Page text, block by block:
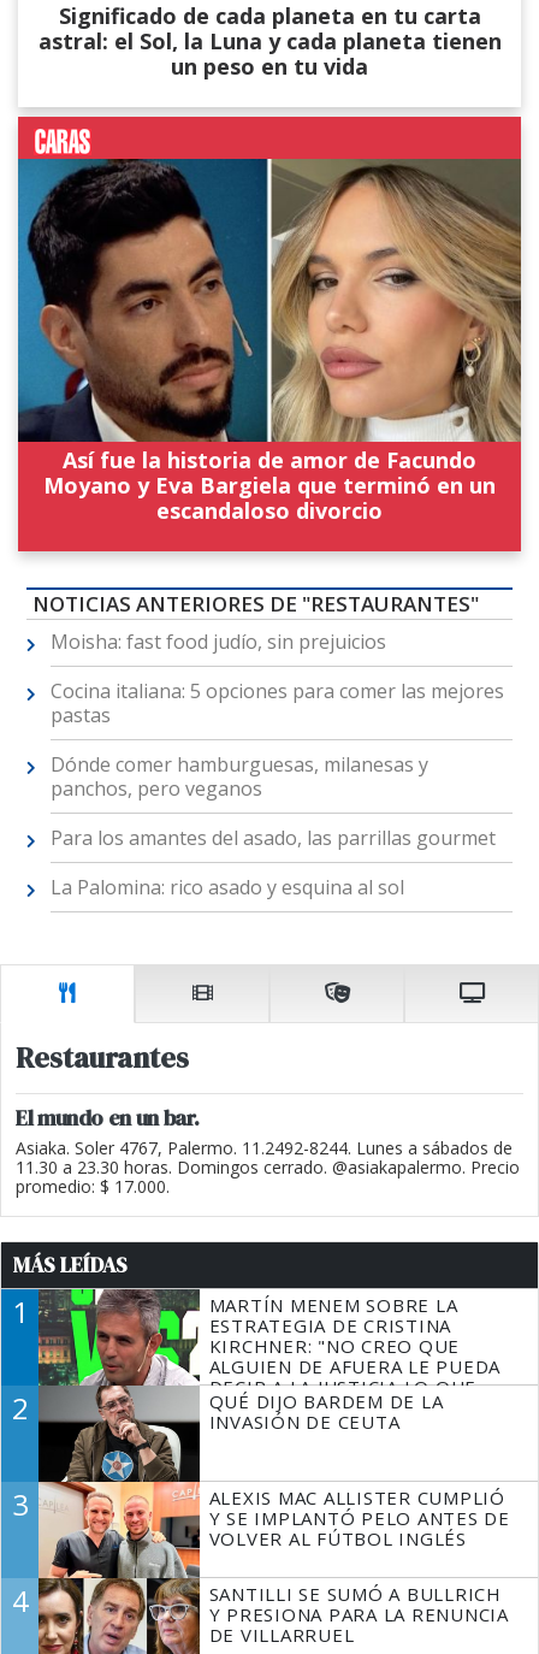
Significado de cada planeta en tu carta
astral: el Sol, la Luna y cada planeta tienen
un peso en tu vida
Así fue la historia de amor de Facundo
Moyano y Eva Bargiela que terminó en un
escandaloso divorcio
NOTICIAS ANTERIORES DE "RESTAURANTES"
Moisha: fast food judío, sin prejuicios
Cocina italiana: 5 opciones para comer las mejores
pastas
Dónde comer hamburguesas, milanesas y
panchos, pero veganos
Para los amantes del asado, las parrillas gourmet
La Palomina: rico asado y esquina al sol
Restaurantes
El mundo en un bar.
Asiaka. Soler 4767, Palermo. 11.2492-8244. Lunes a sábados de
11.30 a 23.30 horas. Domingos cerrado. @asiakapalermo. Precio
promedio: $ 17.000.
MÁS LEÍDAS
1
MARTÍN MENEM SOBRE LA
ESTRATEGIA DE CRISTINA
KIRCHNER: "NO CREO QUE
ALGUIEN DE AFUERA LE PUEDA
DECIR A LA JUSTICIA LO QUE
TIENE QUE HACER"
2
QUÉ DIJO BARDEM DE LA
INVASIÓN DE CEUTA
3
ALEXIS MAC ALLISTER CUMPLIÓ
Y SE IMPLANTÓ PELO ANTES DE
VOLVER AL FÚTBOL INGLÉS
4
SANTILLI SE SUMÓ A BULLRICH
Y PRESIONA PARA LA RENUNCIA
DE VILLARRUEL